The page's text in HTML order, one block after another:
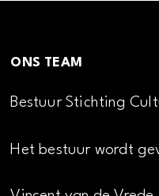
ONS TEAM
Bestuur Stichting
Het bestuur wordt